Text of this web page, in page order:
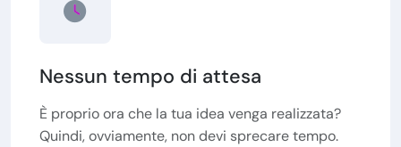
Nessun tempo di attesa
È proprio ora che la tua idea venga realizzata?
Quindi, ovviamente, non devi sprecare tempo.